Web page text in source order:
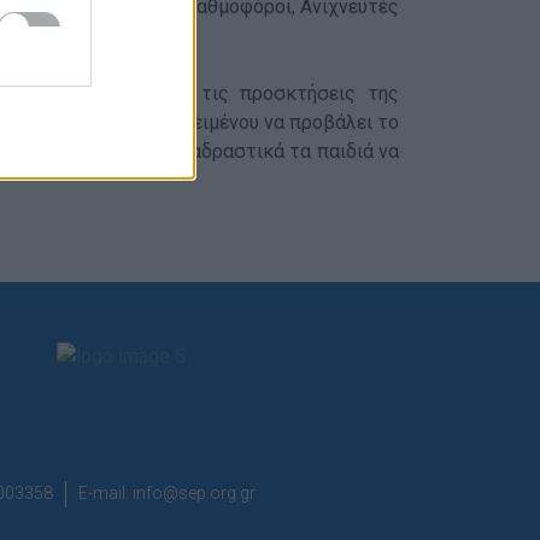
Πρόσκοποι, Βαθμοφόροι, Ανιχνευτές
να διευρύνει τις προσκτήσεις της
φορείς προκειμένου να προβάλει το
να μπορούν διαδραστικά τα παιδιά να
E-mail: info@sep.org.gr